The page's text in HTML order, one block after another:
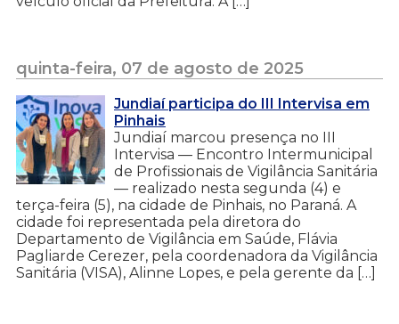
quinta-feira, 07 de agosto de 2025
Jundiaí participa do III Intervisa em
Pinhais
Jundiaí marcou presença no III
Intervisa — Encontro Intermunicipal
de Profissionais de Vigilância Sanitária
— realizado nesta segunda (4) e
terça-feira (5), na cidade de Pinhais, no Paraná. A
cidade foi representada pela diretora do
Departamento de Vigilância em Saúde, Flávia
Pagliarde Cerezer, pela coordenadora da Vigilância
Sanitária (VISA), Alinne Lopes, e pela gerente da […]